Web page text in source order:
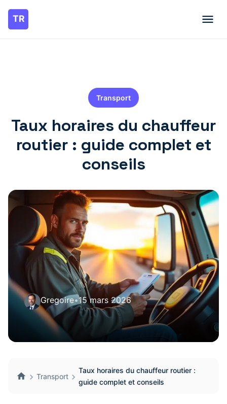
Transport
Taux horaires du chauffeur
routier : guide complet et
conseils
Gregoire•15 mars 2026
Transport
Taux horaires du chauffeur routier :
guide complet et conseils